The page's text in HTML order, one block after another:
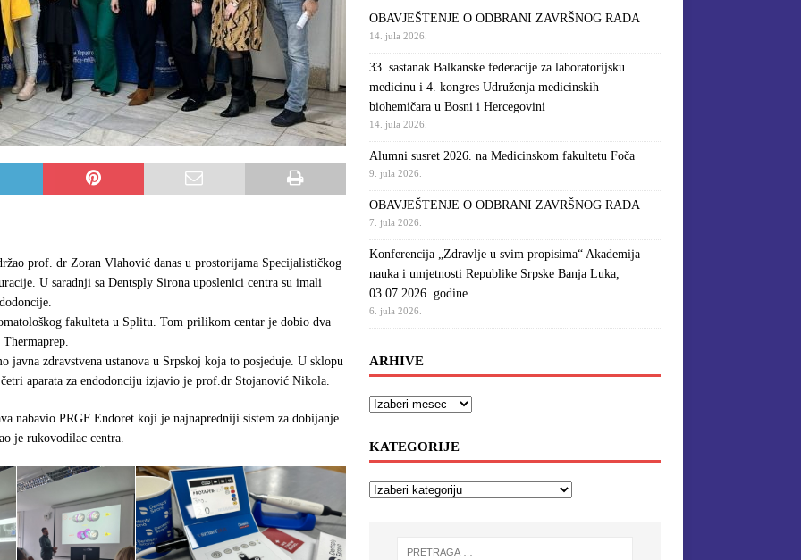
prof. dr Zoran Vlahović danas u prostorijama Specijalističkog
U saradnji sa Dentsply Sirona uposlenici centra su imali
fakulteta u Splitu. Tom prilikom centar je dobio dva
javna zdravstvena ustanova u Srpskoj koja to posjeduje. U sklopu
aparata za endodonciju izjavio je prof.dr Stojanović Nikola.
nabavio PRGF Endoret koji je najnapredniji sistem za dobijanje
je rukovodilac centra.
OBAVJEŠTENJE O ODBRANI ZAVRŠNOG RADA
14. jula 2026.
33. sastanak Balkanske federacije za laboratorijsku
medicinu i 4. kongres Udruženja medicinskih
biohemičara u Bosni i Hercegovini
14. jula 2026.
Alumni susret 2026. na Medicinskom fakultetu Foča
9. jula 2026.
OBAVJEŠTENJE O ODBRANI ZAVRŠNOG RADA
7. jula 2026.
Konferencija „Zdravlje u svim propisima“ Akademija
nauka i umjetnosti Republike Srpske Banja Luka,
03.07.2026. godine
6. jula 2026.
ARHIVE
KATEGORIJE